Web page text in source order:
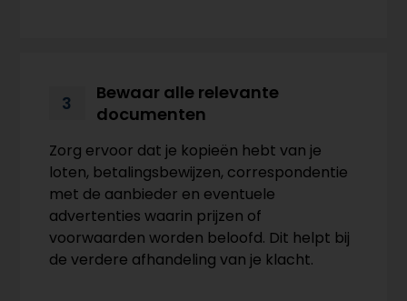
3
Bewaar alle relevante
documenten
Zorg ervoor dat je kopieën hebt van je
loten, betalingsbewijzen, correspondentie
met de aanbieder en eventuele
advertenties waarin prijzen of
voorwaarden worden beloofd. Dit helpt bij
de verdere afhandeling van je klacht.